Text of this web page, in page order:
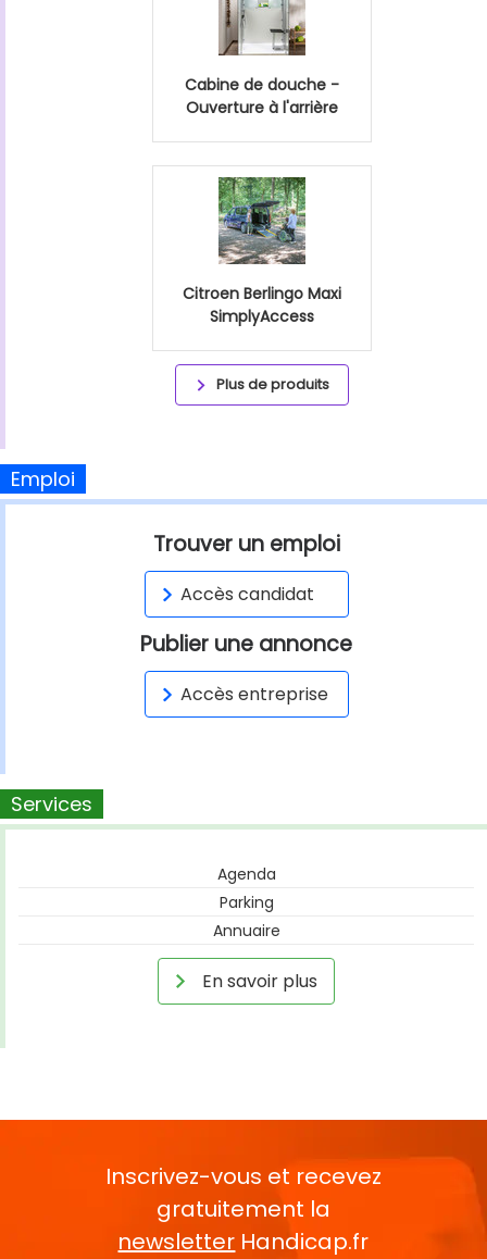
Cabine de douche -
Ouverture à l'arrière
Citroen Berlingo Maxi
SimplyAccess
Plus de produits
Emploi
Trouver un emploi
Accès candidat
Publier une annonce
Accès entreprise
Services
Agenda
Parking
Annuaire
En savoir plus
Inscrivez-vous et recevez
gratuitement la
newsletter Handicap.fr